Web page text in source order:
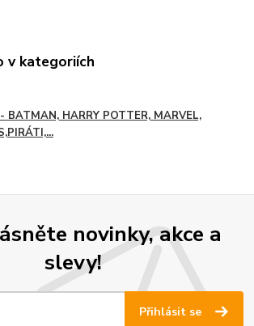
v kategoriích
BATMAN, HARRY POTTER, MARVEL,
novinky, akce a
slevy!
Přihlásit se